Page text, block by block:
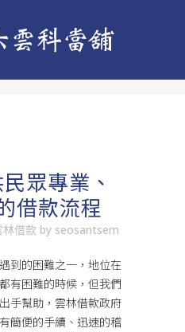
眾專業、
借款流程
林借款 by seosantsem
到的困難之一，地位在
有困難的時候，但我們
手幫助， 雲林借款政府
簡便的手續、迅速的稽